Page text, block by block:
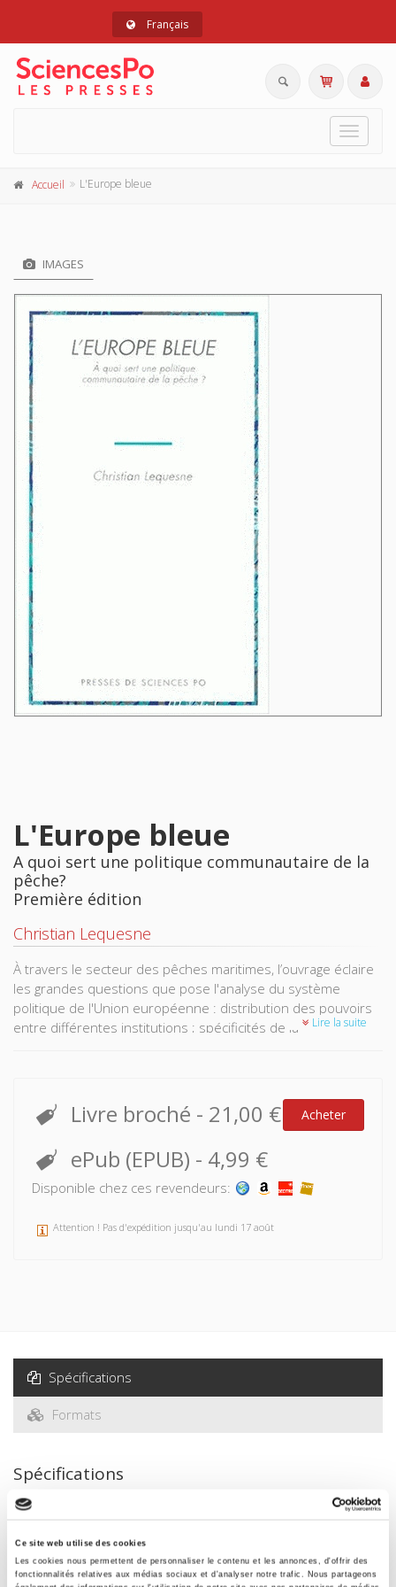
Ce site web utilise des cookies
Les cookies nous permettent de personnaliser le contenu et les annonces, d'offrir des
fonctionnalités relatives aux médias sociaux et d'analyser notre trafic. Nous partageons
Français
Toggle
Accueil L'Europe bleue
IMAGES
L'Europe bleue
A quoi sert une politique communautaire de la
pêche?
Première édition
Christian Lequesne
À travers le secteur des pêches maritimes, l’ouvrage éclaire
les grandes questions que pose l'analyse du système
politique de l'Union européenne : distribution des pouvoirs
entre différentes institutions ; spécificités de la
politique contesté ; positionnement de l'Union européenne
en tant qu'acteur de la scène mondiale.
Lire la suite
Livre broché - 21,00 € Acheter
ePub (EPUB) - 4,99 €
Disponible chez ces revendeurs:
Attention ! Pas d'expédition jusqu'au lundi 17 août
Spécifications
Formats
Spécifications
Presses de Sciences Po
Auteur